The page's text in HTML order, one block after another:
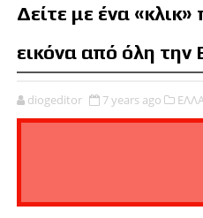
Δείτε με ένα «κλικ»
εικόνα από όλη την
diogeditor 7 years ago